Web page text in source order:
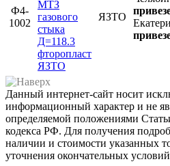
Ф4-
1002
МТЗ
газового
стыка
Д=118.3
фторопласт
ЯЗТО
ЯЗТО
Данный интернет-сайт носит
информационный характер и не
определяемой положениями
кодекса РФ. Для получения
наличии и стоимости указанных
уточнения окончательных